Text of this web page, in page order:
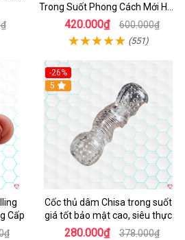
Trong Suốt Phong Cách Mới Hấp
Dẫn
420.000₫ 600.000₫
(551)
Cấp
-26%
Hot
5
Cốc thủ dâm Chisa trong suốt
giá tốt bảo mật cao, siêu thực
280.000₫ 378.000₫